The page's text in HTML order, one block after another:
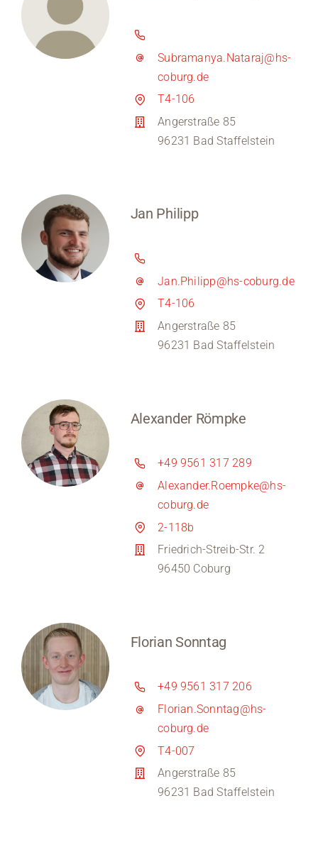
Subramanya.Nataraj@hs-
coburg.de
T4-106
Angerstraße 85
96231 Bad Staffelstein
Jan Philipp
Jan.Philipp@hs-coburg.de
T4-106
Angerstraße 85
96231 Bad Staffelstein
Alexander Römpke
+49 9561 317 289
Alexander.Roempke@hs-
coburg.de
2-118b
Friedrich-Streib-Str. 2
96450 Coburg
Florian Sonntag
+49 9561 317 206
Florian.Sonntag@hs-
coburg.de
T4-007
Angerstraße 85
96231 Bad Staffelstein